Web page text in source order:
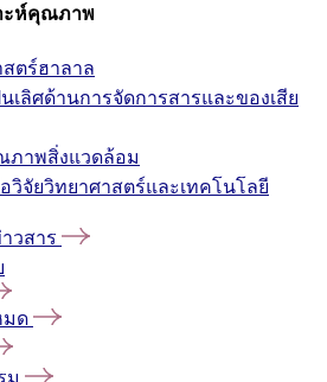
ะห์คุณภาพ
ตร์ฮาลาล
เลิศด้านการจัดการสารและของเสีย
ภาพสิ่งแวดล้อม
วิจัยวิทยาศาสตร์และเทคโนโลยี
วสาร
มด